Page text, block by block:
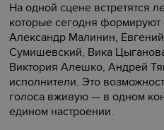
На одной сцене встретятся
которые сегодня формируют
Александр Малинин,
Сумишевский, Вика
Виктория Алешко, Андрей
исполнители. Это
голоса вживую — в одном
едином настроении.